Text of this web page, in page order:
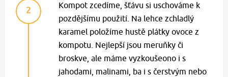
2
Kompot zcedíme, šťávu si uschováme k
pozdějšímu použití. Na lehce zchladlý
karamel položíme hustě plátky ovoce z
kompotu. Nejlepší jsou meruňky či
broskve, ale máme vyzkoušeono i s
jahodami, malinami, ba i s čerstvým nebo